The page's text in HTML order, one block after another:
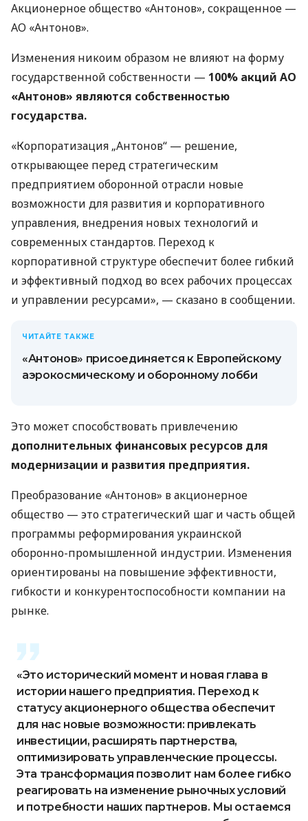
Акционерное общество «Антонов», сокращенное —
АО «Антонов».
Изменения никоим образом не влияют на форму
государственной собственности — 100% акций АО
«Антонов» являются собственностью
государства.
«Корпоратизация „Антонов“ — решение,
открывающее перед стратегическим
предприятием оборонной отрасли новые
возможности для развития и корпоративного
управления, внедрения новых технологий и
современных стандартов. Переход к
корпоративной структуре обеспечит более гибкий
и эффективный подход во всех рабочих процессах
и управлении ресурсами», — сказано в сообщении.
ЧИТАЙТЕ ТАКЖЕ
«Антонов» присоединяется к Европейскому
аэрокосмическому и оборонному лобби
Это может способствовать привлечению
дополнительных финансовых ресурсов для
модернизации и развития предприятия.
Преобразование «Антонов» в акционерное
общество — это стратегический шаг и часть общей
программы реформирования украинской
оборонно-промышленной индустрии. Изменения
ориентированы на повышение эффективности,
гибкости и конкурентоспособности компании на
рынке.
«Это исторический момент и новая глава в
истории нашего предприятия. Переход к
статусу акционерного общества обеспечит
для нас новые возможности: привлекать
инвестиции, расширять партнерства,
оптимизировать управленческие процессы.
Эта трансформация позволит нам более гибко
реагировать на изменение рыночных условий
и потребности наших партнеров. Мы остаемся